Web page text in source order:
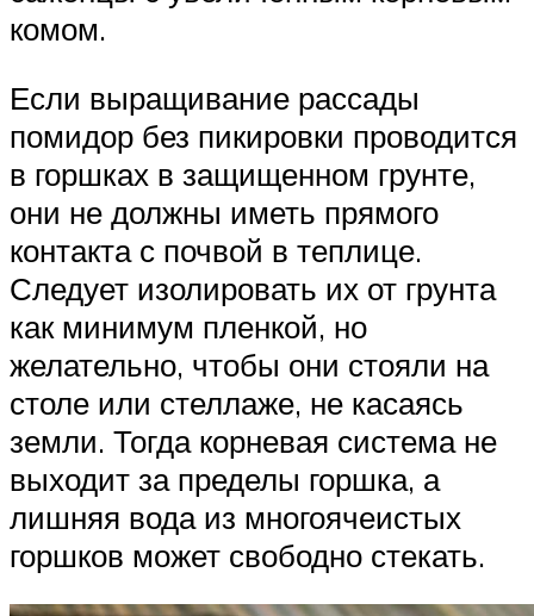
комом.
Если выращивание рассады
помидор без пикировки проводится
в горшках в защищенном грунте,
они не должны иметь прямого
контакта с почвой в теплице.
Следует изолировать их от грунта
как минимум пленкой, но
желательно, чтобы они стояли на
столе или стеллаже, не касаясь
земли. Тогда корневая система не
выходит за пределы горшка, а
лишняя вода из многоячеистых
горшков может свободно стекать.